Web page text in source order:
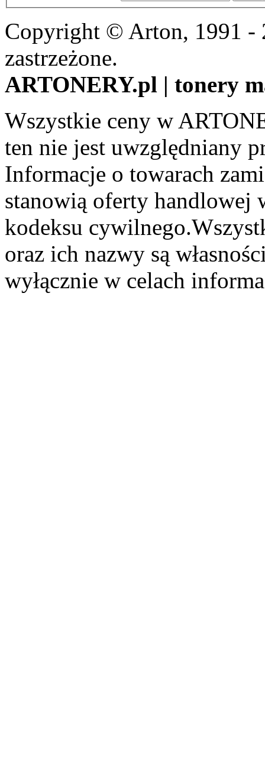
Copyright © Arton, 1991 -
zastrzeżone.
ARTONERY.pl | tonery
Wszystkie ceny w
ten nie jest uwzględniany
Informacje o towarach
stanowią oferty
kodeksu
oraz ich nazwy są
wyłącznie w celach